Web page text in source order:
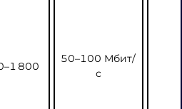
800
50–100 Мбит/
с